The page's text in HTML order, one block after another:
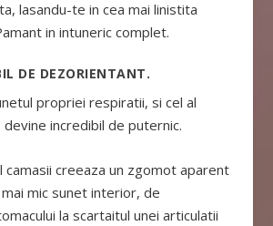
lasandu-te in cea mai linistita
in intuneric complet.
DE DEZORIENTANT.
propriei respiratii, si cel al
incredibil de puternic.
camasii creeaza un zgomot aparent
mic sunet interior, de
la scartaitul unei articulatii